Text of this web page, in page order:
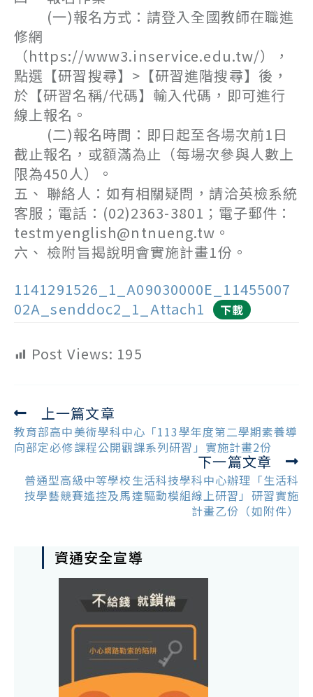
(一)報名方式：請登入全國教師在職進
修網
（https://www3.inservice.edu.tw/），
點選【研習搜尋】>【研習進階搜尋】後，
於【研習名稱/代碼】輸入代碼，即可進行
線上報名。
(二)報名時間：即日起至各場次前1日
截止報名，或額滿為止（每場次參與人數上
限為450人）。
五、 聯絡人：如有相關疑問，請洽英檢系統
客服；電話：(02)2363-3801；電子郵件：
testmyenglish@ntnueng.tw。
六、 檢附旨揭說明會實施計畫1份。
1141291526_1_A09030000E_11455007
02A_senddoc2_1_Attach1
下載
Post Views: 195
Read
more
articles
上一篇文章
教育部高中美術學科中心「113學年度第二學期素養導
向部定必修課程公開觀課系列研習」實施計畫2份
下一篇文章
普通型高級中等學校生活科技學科中心辦理「生活科
技學藝競賽遙控及馬達驅動模組線上研習」研習實施
計畫乙份（如附件）
資通安全宣導